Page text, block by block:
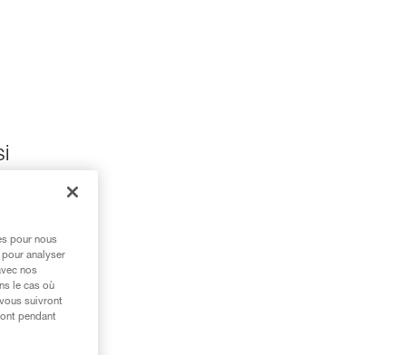
pour nous
analyser
nos
le cas où
suivront
pendant